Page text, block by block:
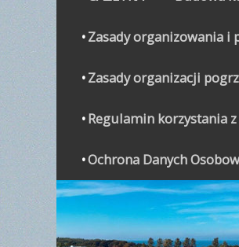
Zasady organizowania i
Zasady organizacji
Regulamin korzystania
Ochrona Danych